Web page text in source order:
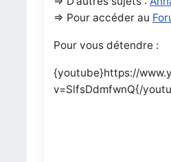
=> Pour accéder au
Pour vous détendre :
{youtube}https://
v=SlfsDdmfwnQ{/